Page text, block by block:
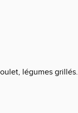
légumes